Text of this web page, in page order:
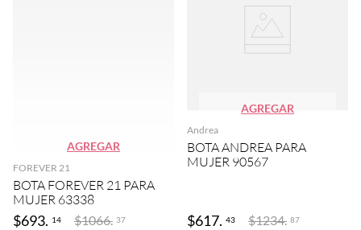
AGREGAR
FOREVER 21
BOTA FOREVER 21 PARA
MUJER 63338
$693. 14 $1066. 37
AGREGAR
Andrea
BOTA ANDREA PARA
MUJER 90567
$617. 43 $1234. 87